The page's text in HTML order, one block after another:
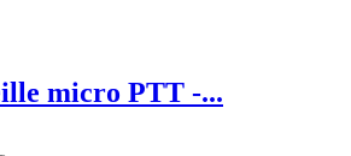
micro PTT -...